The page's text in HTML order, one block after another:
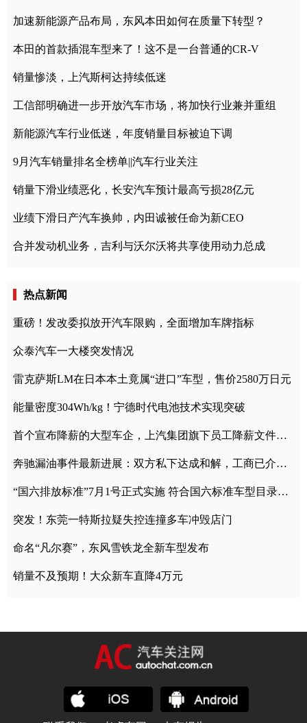
加速新能源产品布局，东风本田如何在质量下转型？
本田的首款插混车型来了！这不是一台普通的CR-V
销量惨淡，上汽斯柯达持续低迷
工信部明确进一步开放汽车市场，将加快行业兼并重组
新能源汽车行业低迷，年度销量目标被迫下调
9月汽车销量排名全榜单||汽车行业关注
销量下滑业绩恶化，长安汽车预计最高亏损28亿元
业绩下滑日产汽车换帅，内田诚被任命为新CEO
合并发动机业务，吉利与沃尔沃将共享使用动力总成
热点新闻
重磅！发改委拟放开汽车限购，全面增加车牌指标
众泰汽车一大楼突发情况
雷克萨斯LM在日本本土竟属“进口”车型，售价2580万日元
能量密度304Wh/kg！宁德时代电池技术实现突破
首个宣布降薪的大型车企，上汽集团旗下员工降薪文件曝光
奔驰漏油事件最新进展：双方私下达成和解，工商已介入调查
“国六排放标准”7月1号正式实施 符合国六标准车型目录一览
突发！东莞一特斯拉疑失控连撞多车冲毁店门
命名“凡尔赛”，东风雪铁龙全新车型发布
销量不及预期！大众新车直降4万元